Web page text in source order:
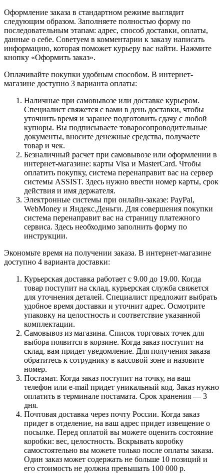
Оформление заказа в стандартном режиме выглядит
следующим образом. Заполняете полностью форму по
последовательным этапам: адрес, способ доставки, оплаты,
данные о себе. Советуем в комментарии к заказу написать
информацию, которая поможет курьеру вас найти. Нажмите
кнопку «Оформить заказ».
Оплачивайте покупки удобным способом. В интернет-
магазине доступно 3 варианта оплаты:
Наличные при самовывозе или доставке курьером.
Специалист свяжется с вами в день доставки, чтобы
уточнить время и заранее подготовить сдачу с любой
купюры. Вы подписываете товаросопроводительные
документы, вносите денежные средства, получаете
товар и чек.
Безналичный расчет при самовывозе или оформлении в
интернет-магазине: карты Visa и MasterCard. Чтобы
оплатить покупку, система перенаправит вас на сервер
системы ASSIST. Здесь нужно ввести номер карты, срок
действия и имя держателя.
Электронные системы при онлайн-заказе: PayPal,
WebMoney и Яндекс.Деньги. Для совершения покупки
система перенаправит вас на страницу платежного
сервиса. Здесь необходимо заполнить форму по
инструкции.
Экономьте время на получении заказа. В интернет-магазине
доступно 4 варианта доставки:
Курьерская доставка работает с 9.00 до 19.00. Когда
товар поступит на склад, курьерская служба свяжется
для уточнения деталей. Специалист предложит выбрать
удобное время доставки и уточнит адрес. Осмотрите
упаковку на целостность и соответствие указанной
комплектации.
Самовывоз из магазина. Список торговых точек для
выбора появится в корзине. Когда заказ поступит на
склад, вам придет уведомление. Для получения заказа
обратитесь к сотруднику в кассовой зоне и назовите
номер.
Постамат. Когда заказ поступит на точку, на ваш
телефон или e-mail придет уникальный код. Заказ нужно
оплатить в терминале постамата. Срок хранения — 3
дня.
Почтовая доставка через почту России. Когда заказ
придет в отделение, на ваш адрес придет извещение о
посылке. Перед оплатой вы можете оценить состояние
коробки: вес, целостность. Вскрывать коробку
самостоятельно вы можете только после оплаты заказа.
Один заказ может содержать не больше 10 позиций и
его стоимость не должна превышать 100 000 р.